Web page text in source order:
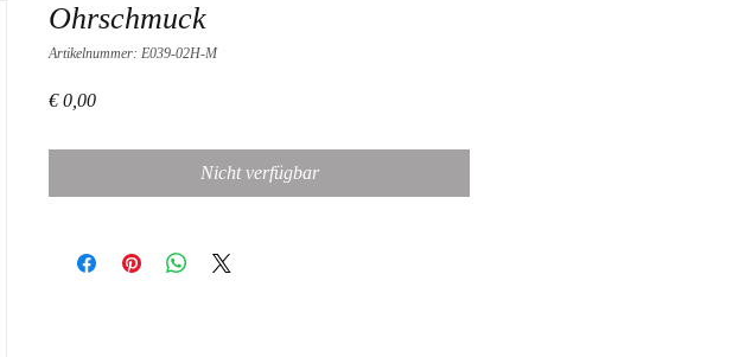
Ohrschmuck
Artikelnummer: E039-02H-M
€ 0,00Preis
Nicht verfügbar